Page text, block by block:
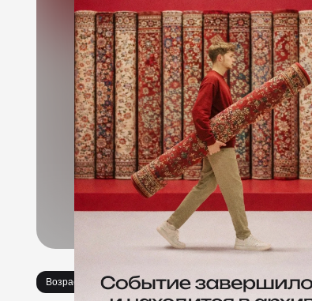
Возраст 16+ Необычное Мастер-классы